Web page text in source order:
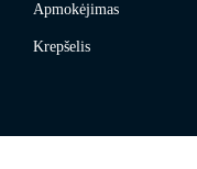
Apmokėjimas
Krepšelis